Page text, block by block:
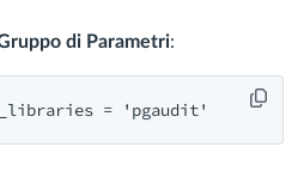
di Parametri:
= 'pgaudit'